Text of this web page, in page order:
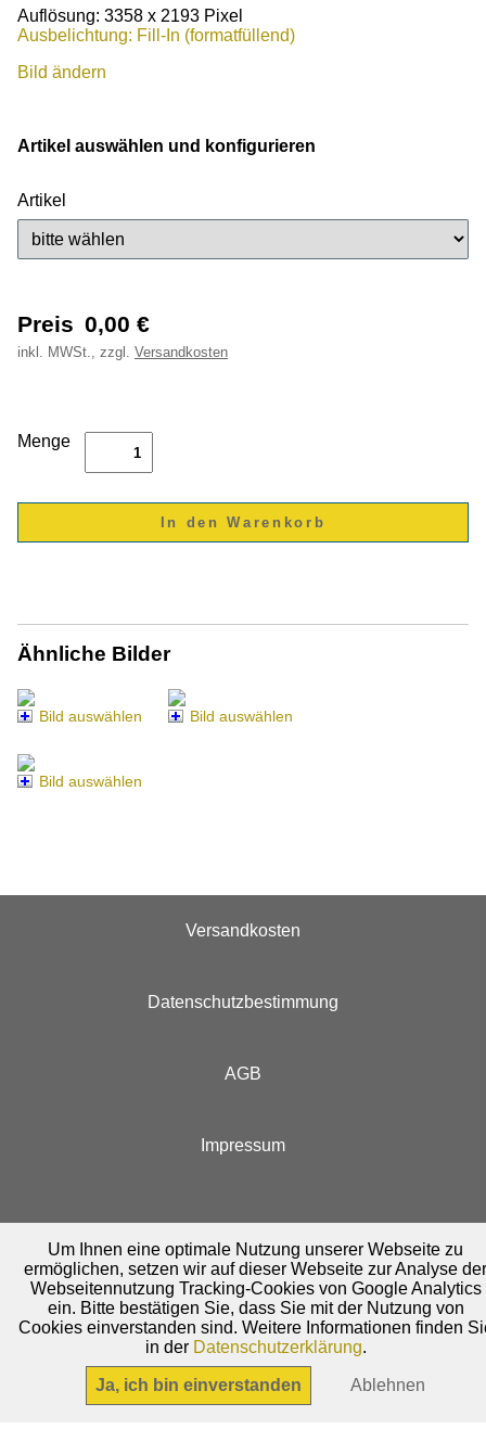
Auflösung: 3358 x 2193 Pixel
Ausbelichtung: Fill-In (formatfüllend)
Bild ändern
Artikel auswählen und konfigurieren
Artikel
Preis 0,00 €
inkl. MWSt., zzgl. Versandkosten
Menge
Ähnliche Bilder
Bild auswählen Bild auswählen
Bild auswählen
Versandkosten
Datenschutzbestimmung
AGB
Impressum
Um Ihnen eine optimale Nutzung unserer Webseite zu
ermöglichen, setzen wir auf dieser Webseite zur Analyse
Webseitennutzung Tracking-Cookies von Google Analytics
ein. Bitte bestätigen Sie, dass Sie mit der Nutzung von
Cookies einverstanden sind. Weitere Informationen finden
in der Datenschutzerklärung.
Ja, ich bin einverstanden Ablehnen